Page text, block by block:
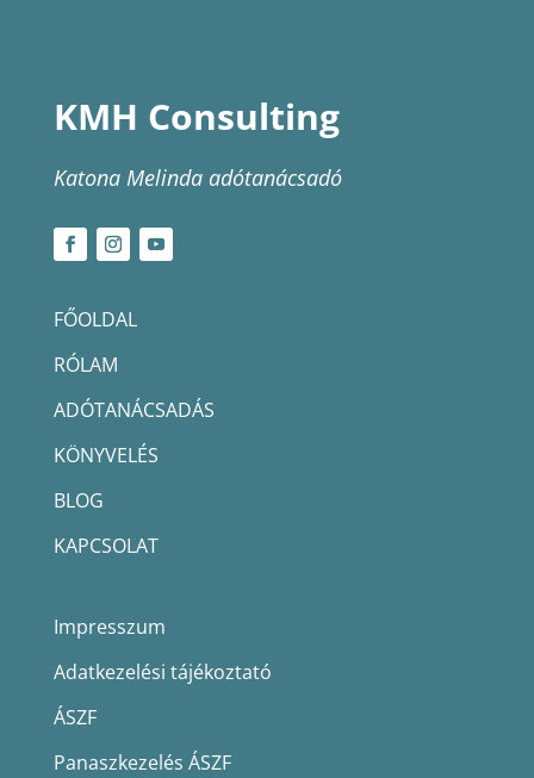
KMH Consulting
Katona Melinda adótanácsadó
FŐOLDAL
RÓLAM
ADÓTANÁCSADÁS
KÖNYVELÉS
BLOG
KAPCSOLAT
Impresszum
Adatkezelési tájékoztató
ÁSZF
Panaszkezelés ÁSZF